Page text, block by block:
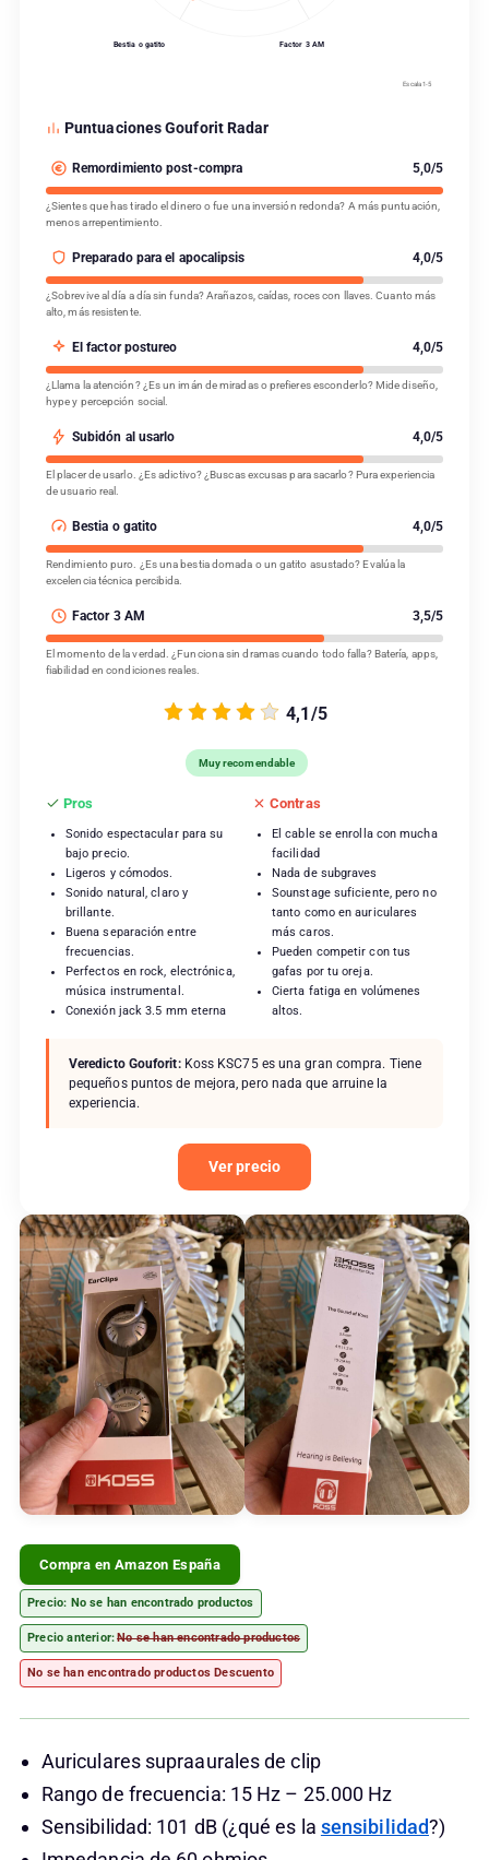
Bestia o gatito Factor 3 AM
Escala 1-5
Puntuaciones Gouforit Radar
Remordimiento post-compra 5,0/5
¿Sientes que has tirado el dinero o fue una inversión redonda? A más puntuación,
menos arrepentimiento.
Preparado para el apocalipsis 4,0/5
¿Sobrevive al día a día sin funda? Arañazos, caídas, roces con llaves. Cuanto más
alto, más resistente.
El factor postureo 4,0/5
¿Llama la atención? ¿Es un imán de miradas o prefieres esconderlo? Mide diseño,
hype y percepción social.
Subidón al usarlo 4,0/5
El placer de usarlo. ¿Es adictivo? ¿Buscas excusas para sacarlo? Pura experiencia
de usuario real.
Bestia o gatito 4,0/5
Rendimiento puro. ¿Es una bestia domada o un gatito asustado? Evalúa la
excelencia técnica percibida.
Factor 3 AM 3,5/5
El momento de la verdad. ¿Funciona sin dramas cuando todo falla? Batería, apps,
fiabilidad en condiciones reales.
4,1/5
Muy recomendable
Pros
Sonido espectacular para su
bajo precio.
Ligeros y cómodos.
Sonido natural, claro y
brillante.
Buena separación entre
frecuencias.
Perfectos en rock, electrónica,
música instrumental.
Conexión jack 3.5 mm eterna
Contras
El cable se enrolla con mucha
facilidad
Nada de subgraves
Sounstage suficiente, pero no
tanto como en auriculares
más caros.
Pueden competir con tus
gafas por tu oreja.
Cierta fatiga en volúmenes
altos.
Veredicto Gouforit:Koss KSC75 es una gran compra. Tiene
pequeños puntos de mejora, pero nada que arruine la
experiencia.
Ver precio
Compra en Amazon España
Precio: No se han encontrado productos
Precio anterior:No se han encontrado productos
No se han encontrado productosDescuento
Auriculares supraaurales de clip
Rango de frecuencia: 15 Hz – 25.000 Hz
Sensibilidad: 101 dB (¿qué es la sensibilidad?)